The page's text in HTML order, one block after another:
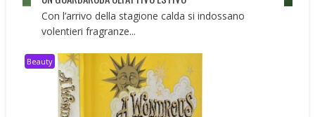
Con l’arrivo della stagione calda si indossano
volentieri fragranze...
Beauty